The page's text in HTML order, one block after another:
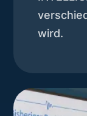
wird.